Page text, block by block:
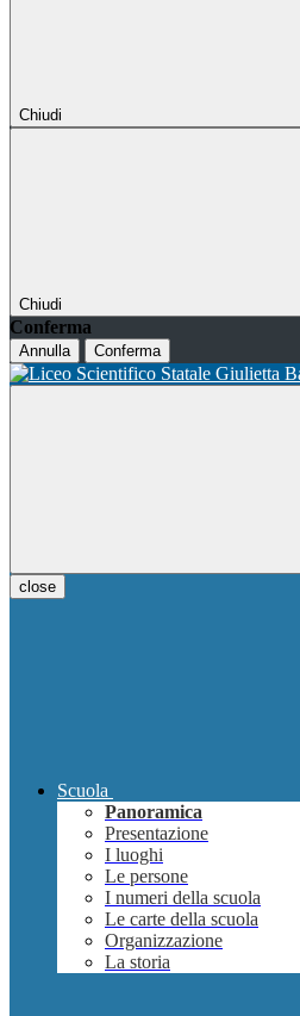
Chiudi
Chiudi
Conferma
Annulla Conferma
close
Scuola
Panoramica
Presentazione
I luoghi
Le persone
I numeri della scuola
Le carte della scuola
Organizzazione
La storia